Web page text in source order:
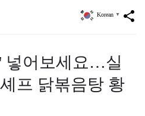
share
Korean ▼
넣어보세요…실
프 닭볶음탕 황